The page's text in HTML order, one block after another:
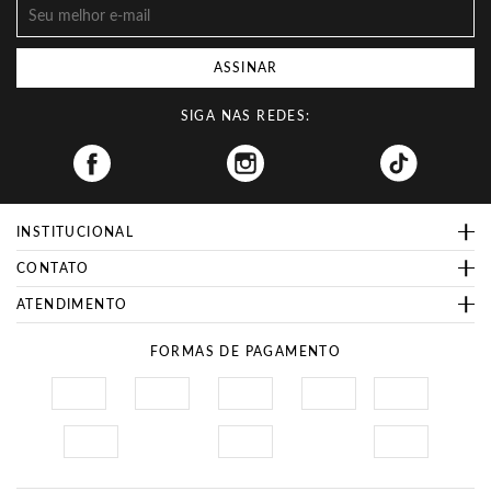
ASSINAR
SIGA NAS REDES:
Facebook
INSTITUCIONAL
CONTATO
ATENDIMENTO
FORMAS DE PAGAMENTO